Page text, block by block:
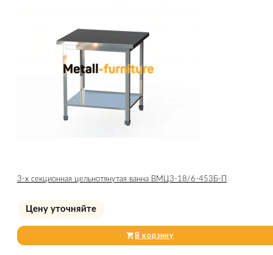
3-х секционная цельнотянутая ванна ВМЦ3-18/6-453Б-П
Цену уточняйте
В корзину